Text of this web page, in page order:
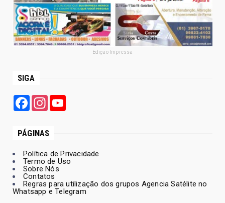
Edição Impressa
SIGA
FacebookInstagram
PÁGINAS
Política de Privacidade
Termo de Uso
Sobre Nós
Contatos
Regras para utilização dos grupos Agencia Satélite no
Whatsapp e Telegram